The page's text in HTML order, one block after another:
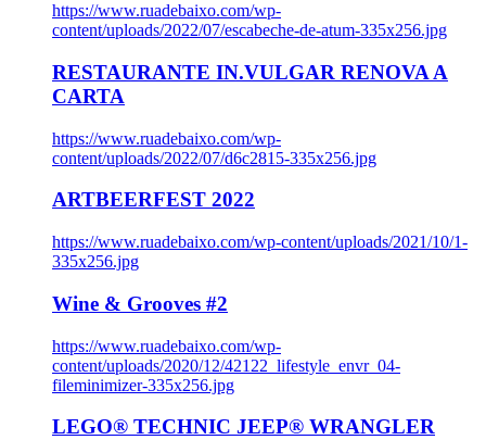
https://www.ruadebaixo.com/wp-
content/uploads/2022/07/escabeche-de-atum-335x256.jpg
RESTAURANTE IN.VULGAR RENOVA A
CARTA
https://www.ruadebaixo.com/wp-
content/uploads/2022/07/d6c2815-335x256.jpg
ARTBEERFEST 2022
https://www.ruadebaixo.com/wp-content/uploads/2021/10/1-
335x256.jpg
Wine & Grooves #2
https://www.ruadebaixo.com/wp-
content/uploads/2020/12/42122_lifestyle_envr_04-
fileminimizer-335x256.jpg
LEGO® TECHNIC JEEP® WRANGLER